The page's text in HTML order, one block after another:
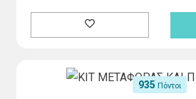
935 Πόντοι